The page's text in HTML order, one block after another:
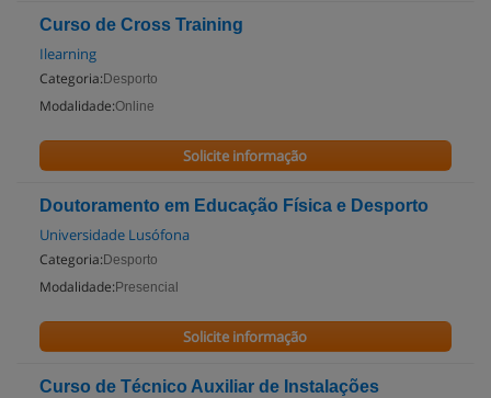
Curso de Cross Training
Ilearning
Categoria: Desporto
Modalidade:Online
Solicite informação
Doutoramento em Educação Física e Desporto
Universidade Lusófona
Categoria: Desporto
Modalidade: Presencial
Solicite informação
Curso de Técnico Auxiliar de Instalações